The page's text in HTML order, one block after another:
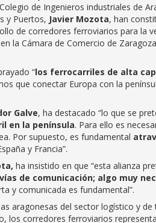
de Ingenieros industriales de
y Puertos, Javier Mozota, han
de corredores ferroviarios para la
en la Cámara de Comercio de
“los ferrocarriles de alta
que conectar Europa con la
Galve, ha destacado “lo que se
en la península. Para ello es
Por supuesto, es fundamental
y Francia”.
ha insistido en que “esta alianza
de comunicación; algo muy
y comunicada es fundamental”.
aragonesas del sector logístico y
los corredores ferroviarios